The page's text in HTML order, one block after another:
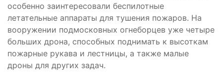
особенно заинтересовали беспилотные
летательные аппараты для тушения пожаров. На
вооружении подмосковных огнеборцев уже четыре
больших дрона, способных поднимать к высоткам
пожарные рукава и лестницы, а также малые
дроны для других задач.